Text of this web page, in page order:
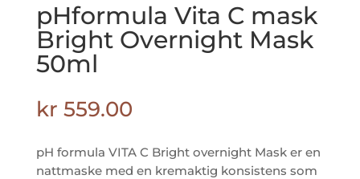
pHformula Vita C mask
Bright Overnight Mask
50ml
kr 559.00
pH formula VITA C Bright overnight Mask er en
nattmaske med en kremaktig konsistens som